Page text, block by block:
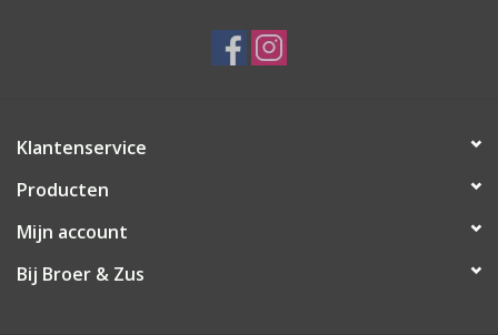
Klantenservice
Producten
Mijn account
Bij Broer & Zus